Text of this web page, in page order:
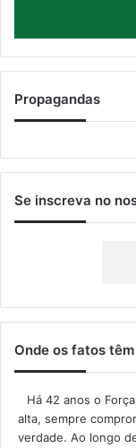
Propagandas
Se inscreva no
Onde os fatos
Há 42 anos o
alta, sempre
verdade. Ao longo